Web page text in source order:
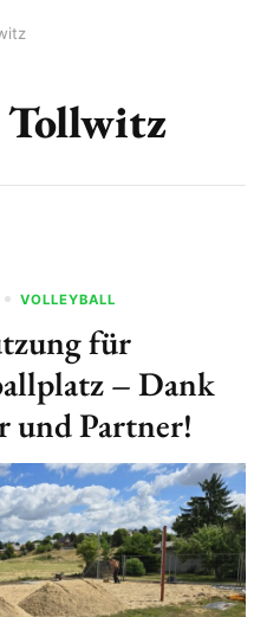
Tollwitz
VOLLEYBALL
für
– Dank
und Partner!